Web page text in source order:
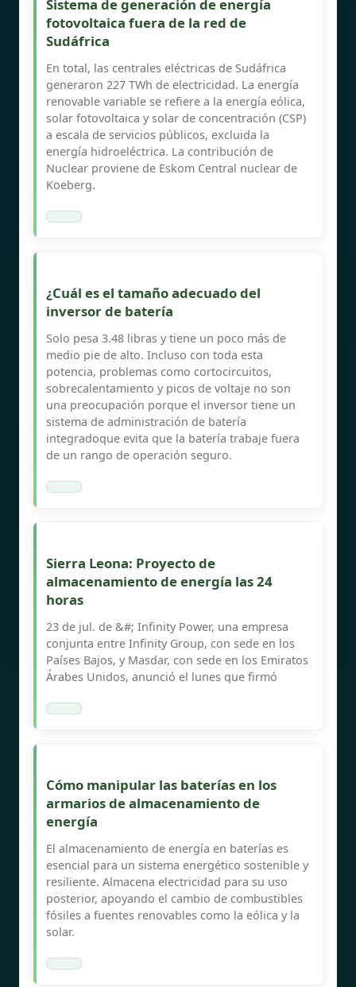
Sistema de generación de energía
fotovoltaica fuera de la red de
Sudáfrica
En total, las centrales eléctricas de Sudáfrica
generaron 227 TWh de electricidad. La energía
renovable variable se refiere a la energía eólica,
solar fotovoltaica y solar de concentración (CSP)
a escala de servicios públicos, excluida la
energía hidroeléctrica. La contribución de
Nuclear proviene de Eskom Central nuclear de
Koeberg.
¿Cuál es el tamaño adecuado del
inversor de batería
Solo pesa 3.48 libras y tiene un poco más de
medio pie de alto. Incluso con toda esta
potencia, problemas como cortocircuitos,
sobrecalentamiento y picos de voltaje no son
una preocupación porque el inversor tiene un
sistema de administración de batería
integradoque evita que la batería trabaje fuera
de un rango de operación seguro.
Sierra Leona: Proyecto de
almacenamiento de energía las 24
horas
23 de jul. de &#; Infinity Power, una empresa
conjunta entre Infinity Group, con sede en los
Países Bajos, y Masdar, con sede en los Emiratos
Árabes Unidos, anunció el lunes que firmó
Cómo manipular las baterías en los
armarios de almacenamiento de
energía
El almacenamiento de energía en baterías es
esencial para un sistema energético sostenible y
resiliente. Almacena electricidad para su uso
posterior, apoyando el cambio de combustibles
fósiles a fuentes renovables como la eólica y la
solar.